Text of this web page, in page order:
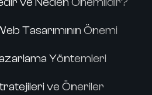
Tasarımının Önemi
Yöntemleri
ve Öneriler